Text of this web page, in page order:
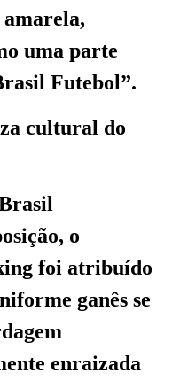
amarela,
uma parte
Futebol”.
cultural do
o
foi atribuído
ganês se
enraizada